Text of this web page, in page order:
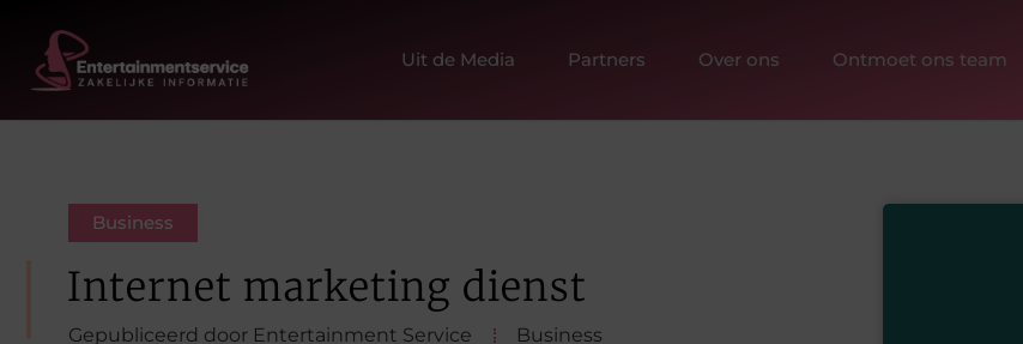
Uit de Media Partners Over ons Ontmoet ons team
Business
Internet marketing dienst
Gepubliceerd door Entertainment Service Business